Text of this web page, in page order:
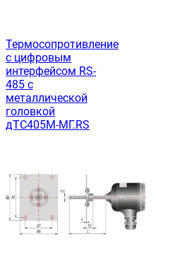
Термосопротивление
с цифровым
интерфейсом RS-
485 с
металлической
головкой
дТС405М-МГ.RS